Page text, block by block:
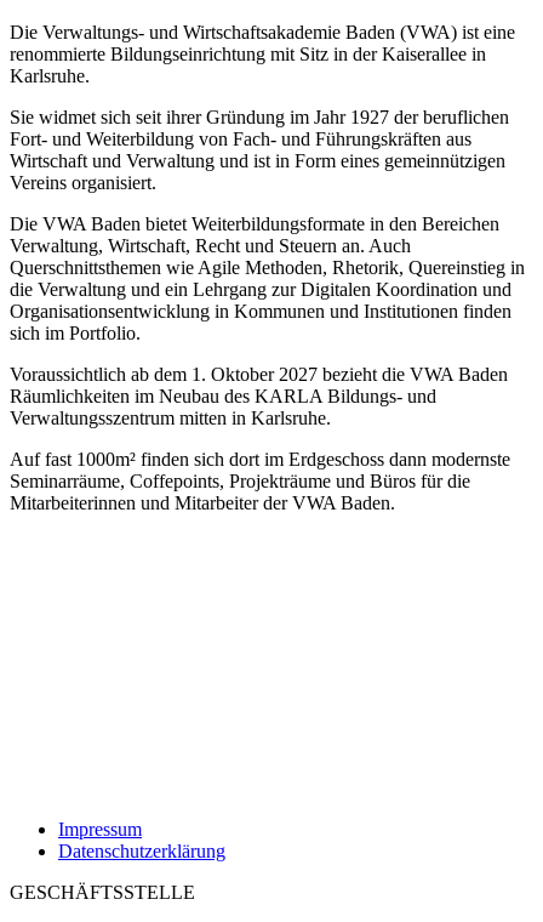
Die Verwaltungs- und Wirtschaftsakademie Baden (VWA) ist eine
renommierte Bildungseinrichtung mit Sitz in der Kaiserallee in
Karlsruhe.
Sie widmet sich seit ihrer Gründung im Jahr 1927 der beruflichen
Fort- und Weiterbildung von Fach- und Führungskräften aus
Wirtschaft und Verwaltung und ist in Form eines gemeinnützigen
Vereins organisiert.
Die VWA Baden bietet Weiterbildungsformate in den Bereichen
Verwaltung, Wirtschaft, Recht und Steuern an. Auch
Querschnittsthemen wie Agile Methoden, Rhetorik, Quereinstieg in
die Verwaltung und ein Lehrgang zur Digitalen Koordination und
Organisationsentwicklung in Kommunen und Institutionen finden
sich im Portfolio.
Voraussichtlich ab dem 1. Oktober 2027 bezieht die VWA Baden
Räumlichkeiten im Neubau des KARLA Bildungs- und
Verwaltungsszentrum mitten in Karlsruhe.
Auf fast 1000m² finden sich dort im Erdgeschoss dann modernste
Seminarräume, Coffepoints, Projekträume und Büros für die
Mitarbeiterinnen und Mitarbeiter der VWA Baden.
Impressum
Datenschutzerklärung
GESCHÄFTSSTELLE